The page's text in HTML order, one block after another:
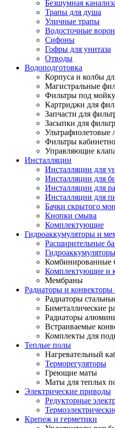
Безшумная
Трапы для душа
Уличные трапы
Водосточные
Сифоны
Гофры для унитаза
Отводы
Водоподготовка
Корпуса и колбы
Магистральные
Фильтры под
Картриджи для
Запчасти для
Засыпки для
Ультрафиолетовые
Фильтры
Управляющие
Инсталляции
Инсталляции для
Инсталляции для
Инсталляции для
Инсталляции для
Бачки скрытого
Кнопки смыва
Комплектующие
Гидроаккумуляторы и
Расширительные
Гидроаккумуляторы
Комбинированные
Комплектующие и
Мембраны
Радиаторы и конвекторы
Радиаторы
Биметаллические
Радиаторы
Встраиваемые
Комплекты для
Теплые полы
Нагревательный
Терморегуляторы
Греющие маты
Маты для теплых
Электрические приводы
Редукторные
Крепеж и герметики